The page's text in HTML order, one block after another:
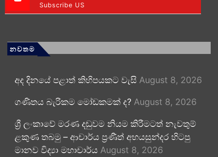
Subscribe US
නවතම
අද දිනයේ පළාත් කිහිපයකට වැසි August 8, 2026
ගණිතය බැරිකම මෝඩකමක් ද? August 8, 2026
ශ්‍රී ලංකාවේ මරණ දඬුවම නියම කිරීමටත් නැවතුම්
ළකුණ තබමු – ආචාර්ය ප්‍රණීත් අභයසුන්දර හිටපු
මානව විද්‍යා මහාචාර්ය August 8, 2026